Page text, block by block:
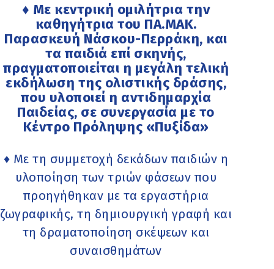
♦ Με κεντρική ομιλήτρια την
καθηγήτρια του ΠΑ.ΜΑΚ.
Παρασκευή Νάσκου-Περράκη, και
τα παιδιά επί σκηνής,
πραγματοποιείται η μεγάλη τελική
εκδήλωση της ολιστικής δράσης,
που υλοποιεί η αντιδημαρχία
Παιδείας, σε συνεργασία με το
Κέντρο Πρόληψης «Πυξίδα»
♦ Με τη συμμετοχή δεκάδων παιδιών η
υλοποίηση των τριών φάσεων που
προηγήθηκαν με τα εργαστήρια
ζωγραφικής, τη δημιουργική γραφή και
τη δραματοποίηση σκέψεων και
συναισθημάτων